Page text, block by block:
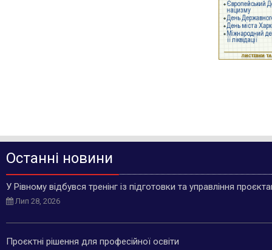
Останні новини
У Рівному відбувся тренінг із підготовки та управління
Лип 28, 2026
Проєктні рішення для професійної освіти